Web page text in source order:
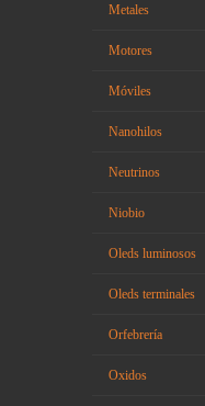
Metales
Motores
Móviles
Nanohilos
Neutrinos
Niobio
Oleds luminosos
Oleds terminales
Orfebrería
Oxidos